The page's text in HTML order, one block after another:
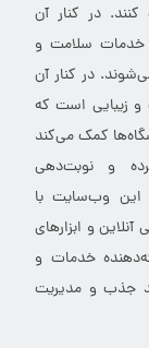
در کنار آن
خدمات سلامت و
در کنار آن
زیبایی است که
کمک می‌کند
و نوبت‌دهی
این وب‌سایت با
و ابزارهای
خدمات و
جذب و مدیریت